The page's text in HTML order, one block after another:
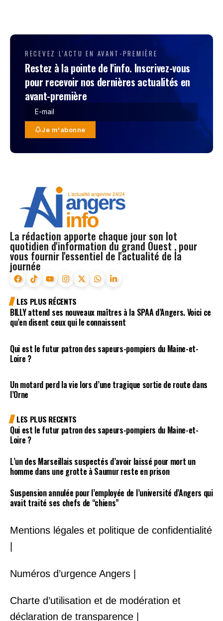
RECEVEZ L'ACTU EN AVANT-PREMIÈRE
Restez à la pointe de l'info. Inscrivez-vous
pour recevoir nos dernières actualités en
avant-première
Je m'abonne
La rédaction apporte chaque jour son lot
quotidien d'information du grand Ouest , pour
vous fournir l'essentiel de l'actualité de la
journée
LES PLUS RÉCENTS
BILLY attend ses nouveaux maîtres à la SPAA d’Angers. Voici ce
qu’en disent ceux qui le connaissent
Qui est le futur patron des sapeurs-pompiers du Maine-et-
Loire ?
Un motard perd la vie lors d’une tragique sortie de route dans
l’Orne
LES PLUS RECENTS
Qui est le futur patron des sapeurs-pompiers du Maine-et-
Loire ?
L’un des Marseillais suspectés d’avoir laissé pour mort un
homme dans une grotte à Saumur reste en prison
Suspension annulée pour l’employée de l’université d’Angers qui
avait traité ses chefs de “chiens”
Mentions légales et politique de confidentialité
Numéros d’urgence Angers |
Charte d’utilisation et de modération et
déclaration de transparence |